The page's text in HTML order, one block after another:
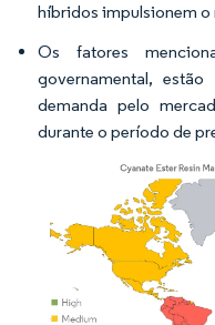
híbridos impulsionem o
Os fatores
governamental,
demanda pelo
durante o período de